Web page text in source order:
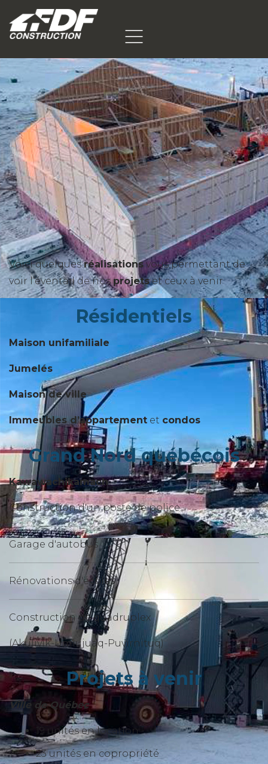
Voici quelquesréalisationsvous permettant de
voir l’éventail de nosprojetset ceux à venir
Résidentiels
Maison unifamiliale
Jumelés
Maison de ville
Immeubles d’appartement et condos
Grand Nord québécois
Kawawachikamach
Construction d'un poste de police
Garage d'autobus
Rénovations d'écoles
Construction de quadruplex
(Akulivik-Umiujuaq-Puvirnituq)
Projets à venir
Ville de Québec
19 unités en location
23 unités en copropriété